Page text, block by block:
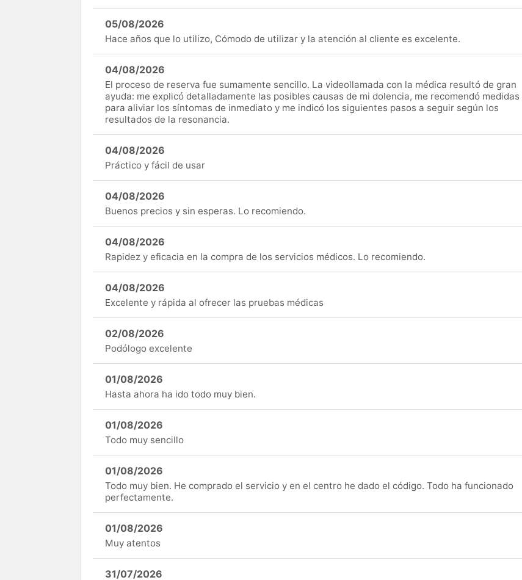
05/08/2026
Hace años que lo utilizo, Cómodo de utilizar y la atención al cliente es excelente.
04/08/2026
El proceso de reserva fue sumamente sencillo. La videollamada con la médica resultó de gran
ayuda: me explicó detalladamente las posibles causas de mi dolencia, me recomendó medidas
para aliviar los síntomas de inmediato y me indicó los siguientes pasos a seguir según los
resultados de la resonancia.
04/08/2026
Práctico y fácil de usar
04/08/2026
Buenos precios y sin esperas. Lo recomiendo.
04/08/2026
Rapidez y eficacia en la compra de los servicios médicos. Lo recomiendo.
04/08/2026
Excelente y rápida al ofrecer las pruebas médicas
02/08/2026
Podólogo excelente
01/08/2026
Hasta ahora ha ido todo muy bien.
01/08/2026
Todo muy sencillo
01/08/2026
Todo muy bien. He comprado el servicio y en el centro he dado el código. Todo ha funcionado
perfectamente.
01/08/2026
Muy atentos
31/07/2026